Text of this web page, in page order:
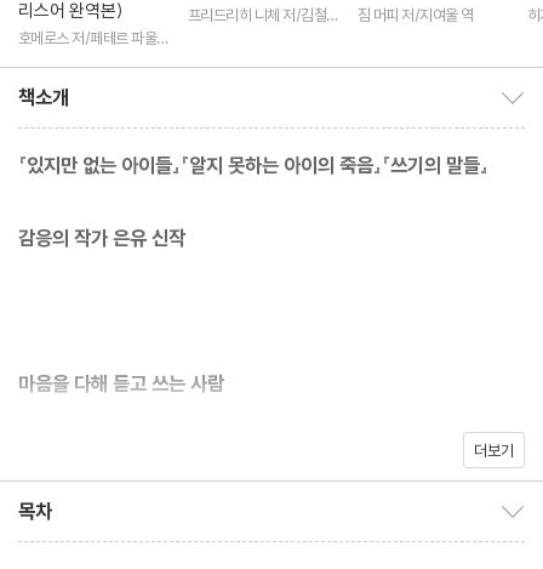
리스어 완역본)
호메로스 저/페테르 파울
프리드리히 니체 저/김철
짐 머피 저/지여울 역
책소개
『있지만 없는 아이들』『알지 못하는 아이의 죽음』『쓰기의 말들』
감응의 작가 은유 신작
마음을 다해 듣고 쓰는 사람
더보기
목차